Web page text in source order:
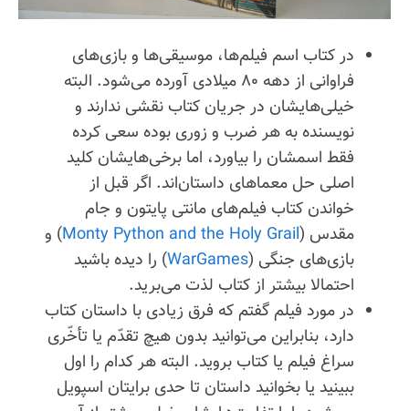
در کتاب اسم فیلم‌ها، موسیقی‌ها و بازی‌های
فراوانی از دهه 80 میلادی آورده می‌شود. البته
خیلی‌هایشان در جریان کتاب نقشی ندارند و
نویسنده به هر ضرب و زوری بوده سعی کرده
فقط اسمشان را بیاورد، اما برخی‌هایشان کلید
اصلی حل معماهای داستان‌اند. اگر قبل از
خواندن کتاب فیلم‌های مانتی پایتون و جام
مقدس (Monty Python and the Holy Grail) و
بازی‌های جنگی (WarGames) را دیده باشید
احتمالا بیشتر از کتاب لذت می‌برید.
در مورد فیلم گفتم که فرق زیادی با داستان کتاب
دارد، بنابراین می‌توانید بدون هیچ تقدّم یا تأخّری
سراغ فیلم یا کتاب بروید. البته هر کدام را اول
ببینید یا بخوانید داستان تا حدی برایتان اسپویل